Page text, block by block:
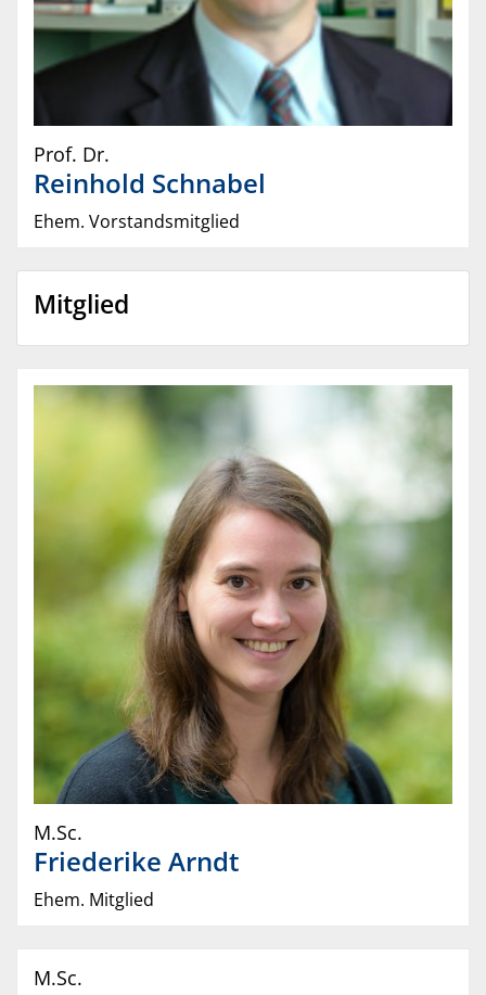
Prof. Dr.
Reinhold Schnabel
Ehem. Vorstandsmitglied
Mitglied
M.Sc.
Friederike Arndt
Ehem. Mitglied
M.Sc.